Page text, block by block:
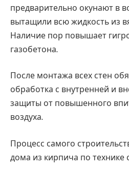
предварительно окунают в
вытащили всю жидкость из
Наличие пор повышает
газобетона.
После монтажа всех стен
обработка с внутренней и
защиты от повышенного
воздуха.
Процесс самого
дома из кирпича по технике